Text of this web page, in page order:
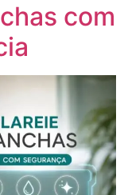
com